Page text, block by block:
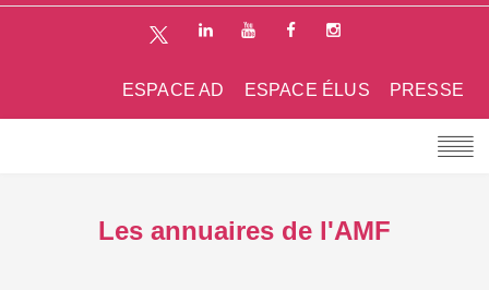
PRESSE
ESPACE ÉLUS
ESPACE AD
Les annuaires de l'AMF